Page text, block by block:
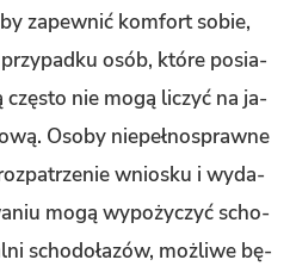
za­pew­nić kom­fort sobie,
osób, które po­sia­
czę­sto nie mogą li­czyć na ja­
Osoby nie­peł­no­spraw­ne
wnio­sku i wy­da­
mogą wy­po­ży­czyć scho­
scho­do­ła­zów, moż­li­we bę­